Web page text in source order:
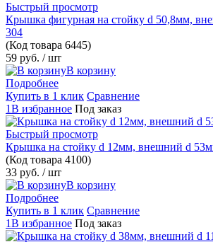
Быстрый просмотр
Крышка фигурная на стойку d 50,8мм,
304
(Код товара 6445)
59 руб. / шт
В корзину
Подробнее
Купить в 1 клик Сравнение
1В избранное Под заказ
Быстрый просмотр
Крышка на стойку d 12мм, внешний d
(Код товара 4100)
33 руб. / шт
В корзину
Подробнее
Купить в 1 клик Сравнение
1В избранное Под заказ